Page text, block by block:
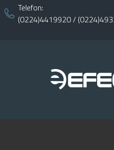
Telefon:
(0224)4419920/